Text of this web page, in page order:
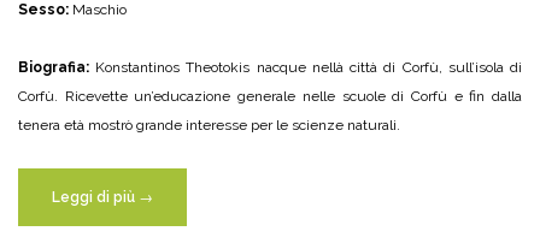
Sesso: Maschio
Biografia: Konstantinos Theotokis nacque nellà città di Corfù, sull’isola di
Corfù. Ricevette un’educazione generale nelle scuole di Corfù e fin dalla
tenera età mostrò grande interesse per le scienze naturali.
Leggi di più “Konstantinos
Theotokis”
→